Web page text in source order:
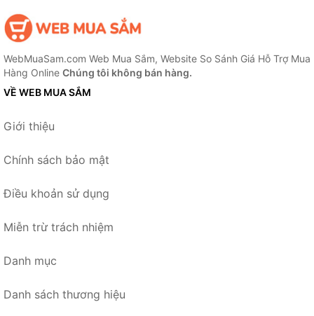
WebMuaSam.com Web Mua Sắm, Website So Sánh Giá Hỗ Trợ Mua
Hàng Online Chúng tôi không bán hàng.
VỀ WEB MUA SẮM
Giới thiệu
Chính sách bảo mật
Điều khoản sử dụng
Miễn trừ trách nhiệm
Danh mục
Danh sách thương hiệu